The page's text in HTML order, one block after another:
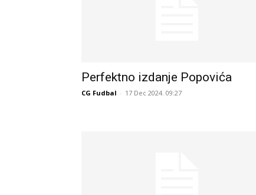
Perfektno izdanje Popovića
CG Fudbal - 17 Dec 2024. 09:27